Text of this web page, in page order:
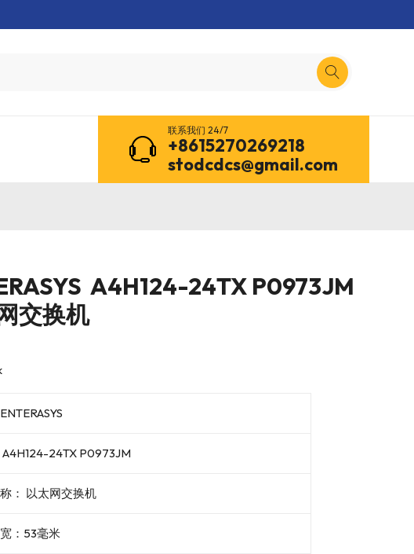
联系我们 24/7
+8615270269218
stodcdcs@gmail.com
A4H124-24TX P0973JM
交换机
24TX P0973JM
： 以太网交换机
：53毫米